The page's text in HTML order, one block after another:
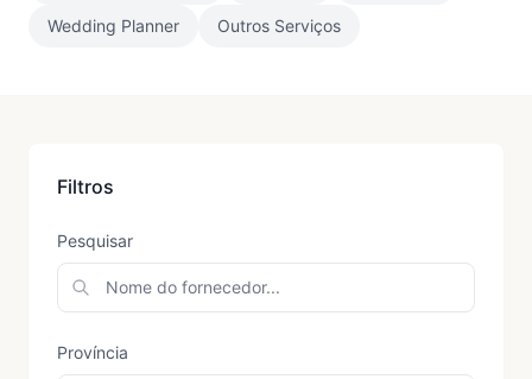
Wedding Planner Outros Serviços
Filtros
Pesquisar
Província